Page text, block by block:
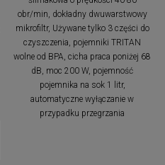
obr/min, dokładny dwuwarstwowy
mikrofiltr, Używane tylko 3 części do
czyszczenia, pojemniki TRITAN
wolne od BPA, cicha praca poniżej 68
dB, moc 200 W, pojemność
pojemnika na sok 1 litr,
automatyczne wyłączanie w
przypadku przegrzania